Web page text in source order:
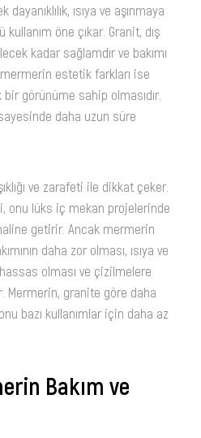
dayanıklılık, ısıya ve aşınmaya
öne çıkar. Granit, dış
kadar sağlamdır ve bakımı
estetik farkları ise
görünüme sahip olmasıdır.
sayesinde daha uzun süre
ve zarafeti ile dikkat çeker.
onu lüks iç mekan projelerinde
getirir. Ancak mermerin
daha zor olması, ısıya ve
olması ve çizilmelere
Mermerin, granite göre daha
bazı kullanımlar için daha az
Bakım ve